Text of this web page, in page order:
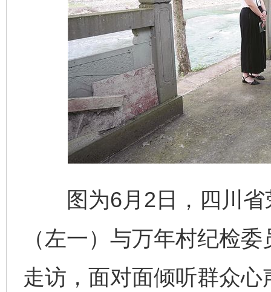
图为6月2日，四川省
（左一）与万年村纪检
走访，面对面倾听群众